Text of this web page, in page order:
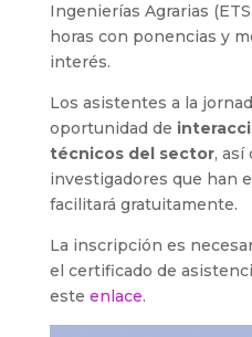
Ingenierías Agrarias
horas con ponencias y
interés.
Los asistentes a la
oportunidad de
técnicos del sector, así
investigadores que han
facilitará gratuitamente.
La inscripción es
el certificado de
este enlace.